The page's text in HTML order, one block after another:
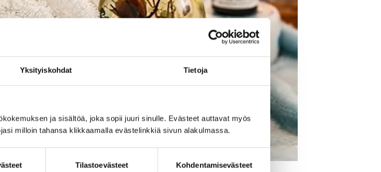
Yksityiskohdat Tietoja
ja sisältöä, joka sopii juuri sinulle. Evästeet auttavat myös
milloin tahansa klikkaamalla evästelinkkiä sivun alakulmassa.
Tilastoevästeet Kohdentamisevästeet